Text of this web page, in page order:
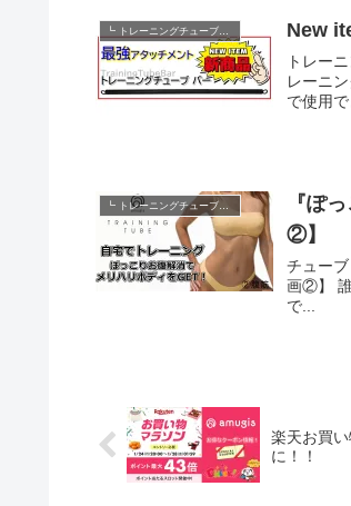
┗ トレーニングチューブ動画 New
トレーニン
レーニングチューブバー！
で使用
┗ トレーニングチューブ動画
『ぽ
②】
チュー
画②】 誰でも簡単！楽しい ！amugisで宅トレ！ amugisトレーニングチューブは おはよう朝日
で...
楽天お買
に！！